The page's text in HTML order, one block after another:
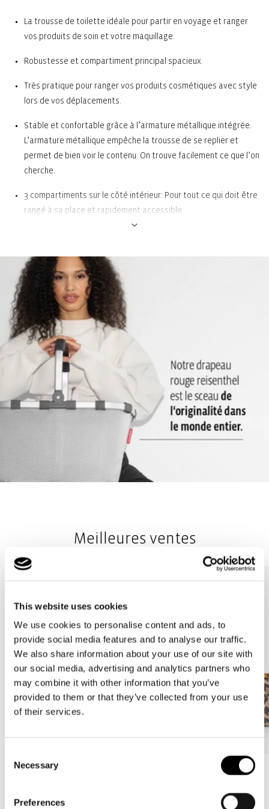
This website uses cookies
We use cookies to personalise content and ads, to
provide social media features and to analyse our traffic.
We also share information about your use of our site with
our social media, advertising and analytics partners who
may combine it with other information that you’ve
provided to them or that they’ve collected from your use
of their services.
Selection
Necessary
Preferences
La trousse de toilette idéale pour partir en voyage et ranger
vos produits de soin et votre maquillage.
Robustesse et compartiment principal spacieux.
Très pratique pour ranger vos produits cosmétiques avec style
lors de vos déplacements.
Stable et confortable grâce à l’armature métallique intégrée:
L’armature métallique empêche la trousse de se replier et
permet de bien voir le contenu. On trouve facilement ce que l’on
cherche.
3 compartiments sur le côté intérieur: Pour tout ce qui doit être
rangé à sa place et rapidement accessible
Dragonne: Bonne prise en main et facile à transporter
Meilleures ventes
Bestseller
leo macchiato
Bestseller
leo macchiato